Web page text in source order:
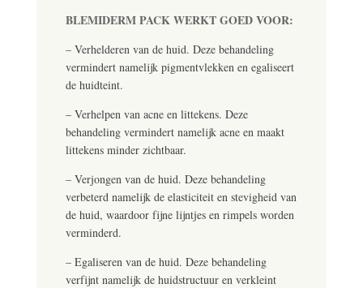
BLEMIDERM PACK WERKT GOED VOOR:
– Verhelderen van de huid. Deze behandeling
vermindert namelijk pigmentvlekken en egaliseert
de huidteint.
– Verhelpen van acne en littekens. Deze
behandeling vermindert namelijk acne en maakt
littekens minder zichtbaar.
– Verjongen van de huid. Deze behandeling
verbeterd namelijk de elasticiteit en stevigheid van
de huid, waardoor fijne lijntjes en rimpels worden
verminderd.
– Egaliseren van de huid. Deze behandeling
verfijnt namelijk de huidstructuur en verkleint